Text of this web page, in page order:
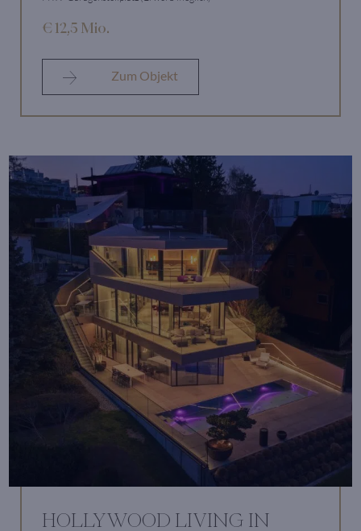
€ 12,5 Mio.
Zum Objekt
HOLLYWOOD LIVING IN